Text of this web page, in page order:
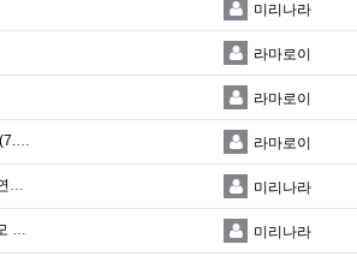
미리나라
라마로이
라마로이
<2026 국제문화교류 컨설팅(충북권)> 참가자 모집 (7.15) 라마로이
아르헨티나 한국문화원 20주년 | 한국 그림책 전시 연계 출판사 간담회 개최 미리나라
2026년 신진 디자이너 창작기반 조성 지원 사업 공모 공고 미리나라